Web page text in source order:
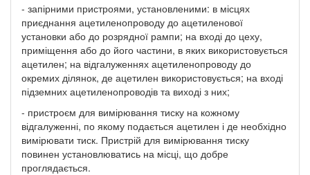
- запірними пристроями, установленими: в місцях
приєднання ацетиленопроводу до ацетиленової
установки або до розрядної рампи; на вході до цеху,
приміщення або до його частини, в яких використовується
ацетилен; на відгалуженнях ацетиленопроводу до
окремих ділянок, де ацетилен використовується; на вході
підземних ацетиленопроводів та виході з них;
- пристроєм для вимірювання тиску на кожному
відгалуженні, по якому подається ацетилен і де необхідно
вимірювати тиск. Пристрій для вимірювання тиску
повинен установлюватись на місці, що добре
проглядається.